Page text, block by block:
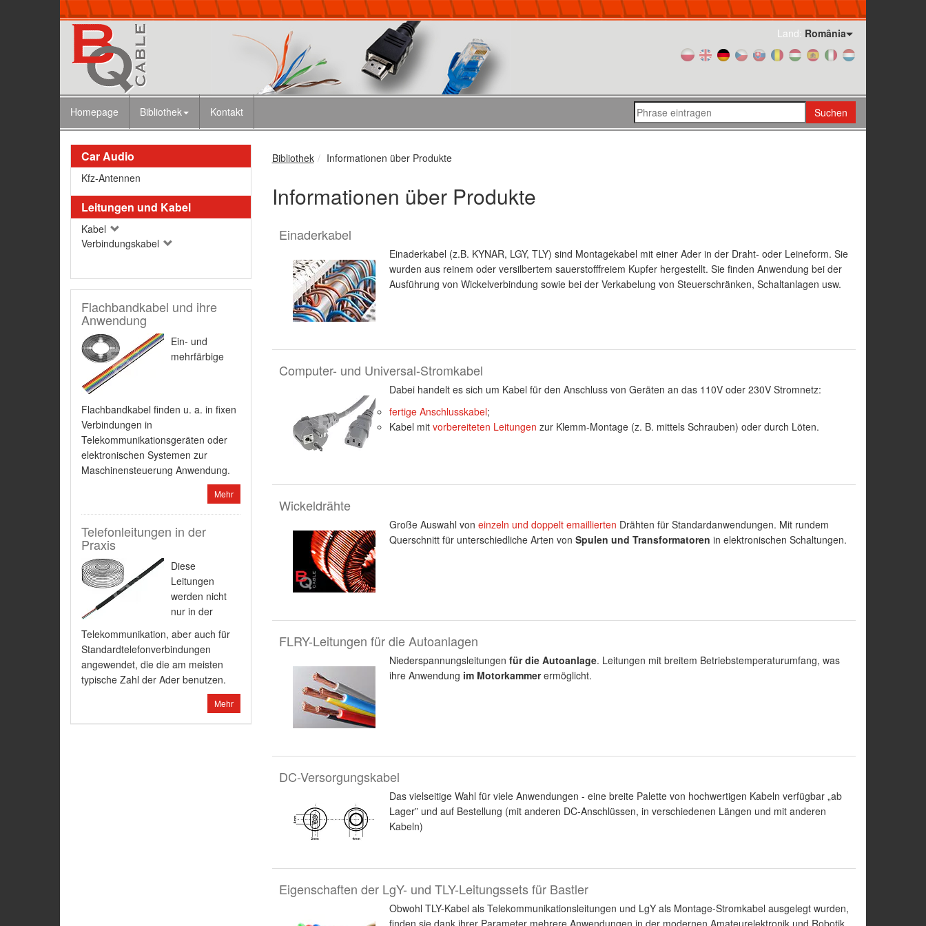
Land: România
Homepage Bibliothek Kontakt Suchen
Car Audio
Kfz-Antennen
Leitungen und Kabel
Kabel
Verbindungskabel
Flachbandkabel und ihre
Anwendung
Ein- und
mehrfärbige
Flachbandkabel finden u. a. in fixen
Verbindungen in
Telekommunikationsgeräten oder
elektronischen Systemen zur
Maschinensteuerung Anwendung.
Mehr
Telefonleitungen in der
Praxis
Diese
Leitungen
werden nicht
nur in der
Telekommunikation, aber auch für
Standardtelefonverbindungen
angewendet, die die am meisten
typische Zahl der Ader benutzen.
Mehr
Bibliothek Informationen über Produkte
Informationen über Produkte
Einaderkabel
Einaderkabel (z.B. KYNAR, LGY, TLY) sind Montagekabel mit einer Ader in der Draht- oder Leineform. Sie
wurden aus reinem oder versilbertem sauerstofffreiem Kupfer hergestellt. Sie finden Anwendung bei der
Ausführung von Wickelverbindung sowie bei der Verkabelung von Steuerschränken, Schaltanlagen usw.
Computer- und Universal-Stromkabel
Dabei handelt es sich um Kabel für den Anschluss von Geräten an das 110V oder 230V Stromnetz:
fertige Anschlusskabel;
Kabel mit vorbereiteten Leitungen zur Klemm-Montage (z. B. mittels Schrauben) oder durch Löten.
Wickeldrähte
Große Auswahl von einzeln und doppelt emaillierten Drähten für Standardanwendungen. Mit rundem
Querschnitt für unterschiedliche Arten von Spulen und Transformatoren in elektronischen Schaltungen.
FLRY-Leitungen für die Autoanlagen
Niederspannungsleitungen für die Autoanlage. Leitungen mit breitem Betriebstemperaturumfang, was
ihre Anwendung im Motorkammerermöglicht.
DC-Versorgungskabel
Das vielseitige Wahl für viele Anwendungen - eine breite Palette von hochwertigen Kabeln verfügbar „ab
Lager” und auf Bestellung (mit anderen DC-Anschlüssen, in verschiedenen Längen und mit anderen
Kabeln)
Eigenschaften der LgY- und TLY-Leitungssets für Bastler
Obwohl TLY-Kabel als Telekommunikationsleitungen und LgY als Montage-Stromkabel ausgelegt wurden,
finden sie dank ihrer Parameter mehrere Anwendungen in der modernen Amateurelektronik und Robotik.